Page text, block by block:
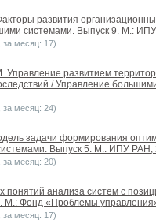
развития
системами. Выпуск 9. М.:
за месяц: 17)
Управление развитием
/ Управление
за месяц: 24)
задачи формирования
Выпуск 5. М.: ИПУ РАН,
за месяц: 20)
понятий анализа систем с
М.: Фонд «Проблемы
за месяц: 17)